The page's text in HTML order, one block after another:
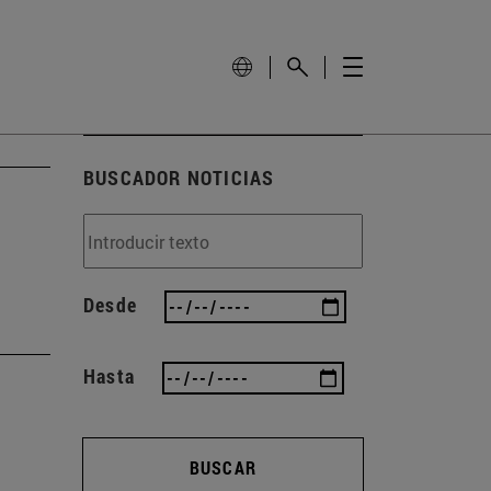
BUSCADOR NOTICIAS
Desde
Hasta
BUSCAR